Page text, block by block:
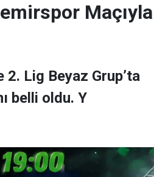
Maçıyla
Lig Beyaz Grup’ta
belli oldu. Y